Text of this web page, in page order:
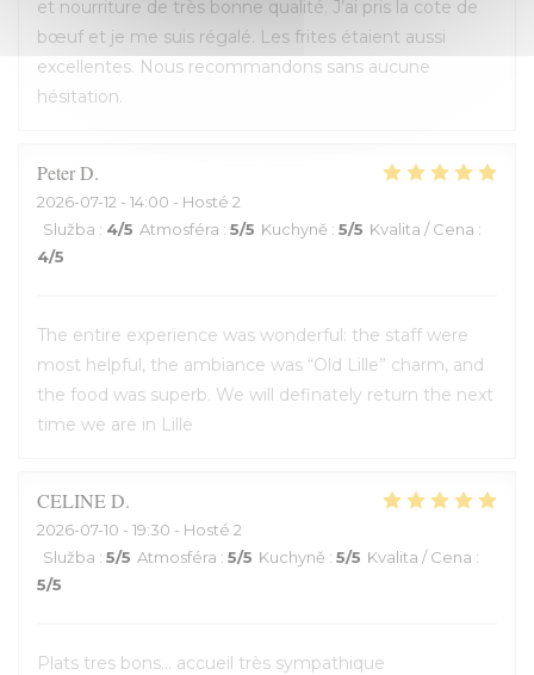
et nourriture de très bonne qualité. J’ai pris la cote de
bœuf et je me suis régalé. Les frites étaient aussi
excellentes. Nous recommandons sans aucune
hésitation.
PeterD
2026-07-12 - 14:00 - Hosté 2
Služba : 4/5 Atmosféra : 5/5 Kuchyně : 5/5 Kvalita / Cena :
4/5
The entire experience was wonderful: the staff were
most helpful, the ambiance was “Old Lille” charm, and
the food was superb. We will definately return the next
time we are in Lille
CELINED
2026-07-10 - 19:30 - Hosté 2
Služba : 5/5 Atmosféra : 5/5 Kuchyně : 5/5 Kvalita / Cena :
5/5
Plats tres bons... accueil très sympathique